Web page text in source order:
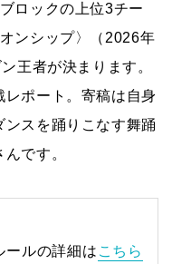
ロックの上位3チー
ンシップ〉（2026年
王者が決まります。
ポート。寄稿は自身
ンスを踊りこなす舞踊
です。
ールの詳細は こちら